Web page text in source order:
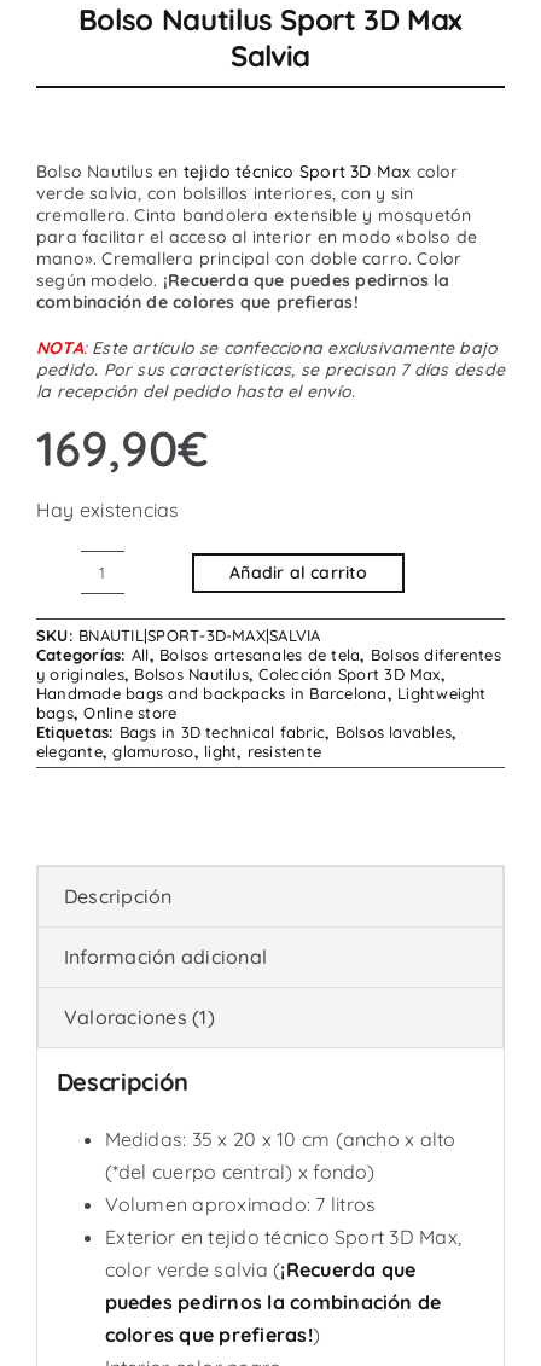
Bolso Nautilus Sport 3D Max
Salvia
Bolso Nautilus en tejido técnico Sport 3D Max color
verde salvia, con bolsillos interiores, con y sin
cremallera. Cinta bandolera extensible y mosquetón
para facilitar el acceso al interior en modo «bolso de
mano». Cremallera principal con doble carro. Color
según modelo. ¡Recuerda que puedes pedirnos la
combinación de colores que prefieras!
NOTA: Este artículo se confecciona exclusivamente bajo
pedido. Por sus características, se precisan 7 días desde
la recepción del pedido hasta el envío.
169,90€
Hay existencias
Bolso
Nautilus
Sport
3D
Max
Salvia
Añadir al carrito
SKU: BNAUTIL|SPORT-3D-MAX|SALVIA
Categorías: All, Bolsos artesanales de tela, Bolsos diferentes
y originales, Bolsos Nautilus,Colección Sport 3D Max,
Handmade bags and backpacks in Barcelona, Lightweight
bags,Online store
Etiquetas: Bags in 3D technical fabric, Bolsos lavables,
elegante,glamuroso, light, resistente
Descripción
Información adicional
Valoraciones (1)
Descripción
Medidas: 35 x 20 x 10 cm (ancho x alto
(*del cuerpo central) x fondo)
Volumen aproximado: 7 litros
Exterior en tejido técnico Sport 3D Max,
color verde salvia (¡Recuerda que
puedes pedirnos la combinación de
colores que prefieras!)